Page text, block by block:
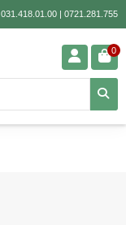
031.418.01.00| 0721.281.755
0